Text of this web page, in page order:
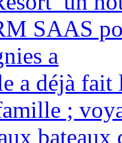
SAAS
a
a déjà
;
bateaux